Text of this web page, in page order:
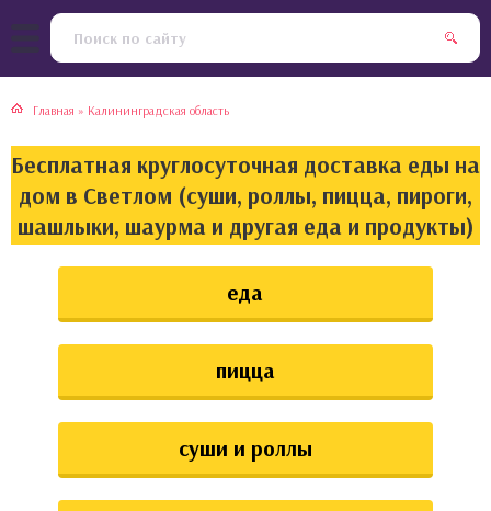
Главная » Калининградская область
Бесплатная круглосуточная доставка еды на
дом в Светлом (суши, роллы, пицца, пироги,
шашлыки, шаурма и другая еда и продукты)
еда
пицца
суши и роллы
кухня
кухня
кухня